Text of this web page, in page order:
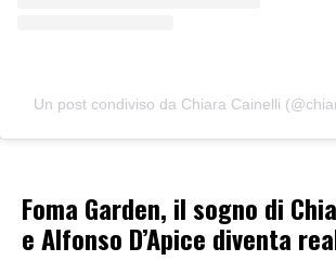
Un post condiviso da Chiara Cainelli
Foma Garden, il sogno di
e Alfonso D’Apice diventa